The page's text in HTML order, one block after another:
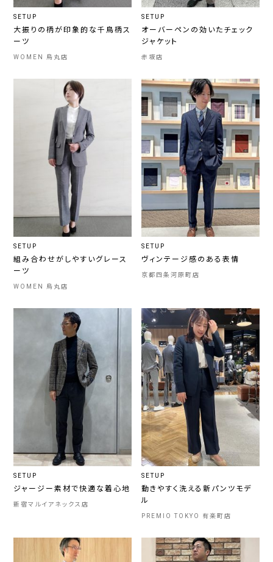
SETUP
大振りの柄が印象的な千鳥柄ス
ーツ
WOMEN 烏丸店
SETUP
オーバーペンの効いたチェック
ジャケット
赤坂店
SETUP
組み合わせがしやすいグレース
ーツ
WOMEN 烏丸店
SETUP
ヴィンテージ感のある表情
京都四条河原町店
SETUP
ジャージー素材で快適な着心地
新宿マルイアネックス店
SETUP
動きやすく洗える新パンツモデ
ル
PREMIO TOKYO 有楽町店